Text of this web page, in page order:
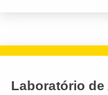
Laboratório